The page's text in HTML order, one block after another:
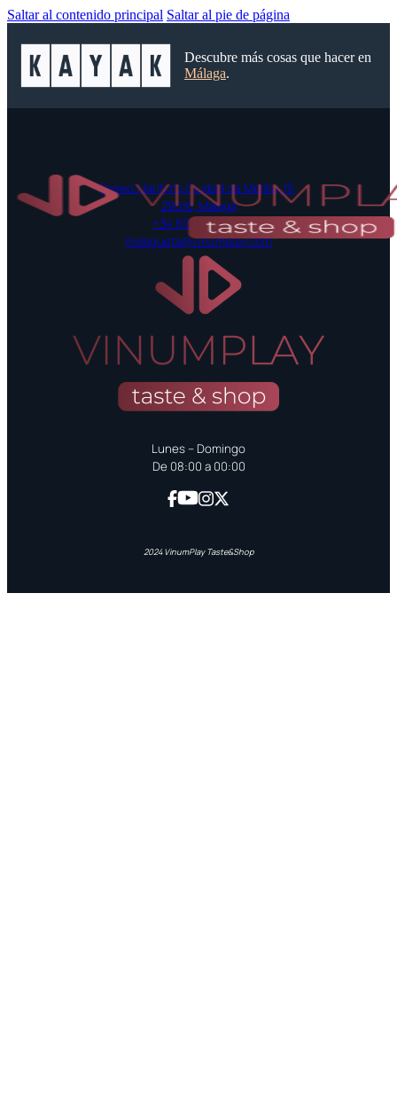
Saltar al contenido principal Saltar al pie de página
Descubre más cosas que hacer en
Málaga.
Paseo Marítimo Ciudad de Melilla, 15,
29016, Málaga
+34 697 42 52 55
malagueta@vinumplay.com
Lunes – Domingo
De 08:00 a 00:00
2024 VinumPlay Taste&Shop